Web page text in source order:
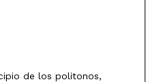
de los politonos,